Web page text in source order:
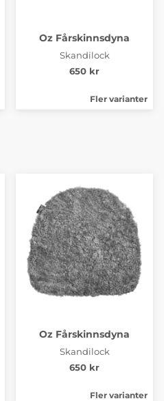
Oz Fårskinnsdyna
Skandilock
650 kr
Fler varianter
Oz Fårskinnsdyna
Skandilock
650 kr
Fler varianter